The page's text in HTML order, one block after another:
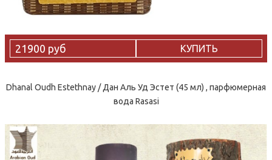
21900 руб КУПИТЬ
Dhanal Oudh Estethnay / Дан Аль Уд Эстет (45 мл) , парфюмерная
вода Rasasi